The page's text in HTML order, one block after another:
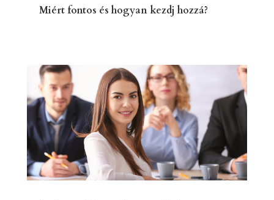
Miért fontos és hogyan kezdj hozzá?